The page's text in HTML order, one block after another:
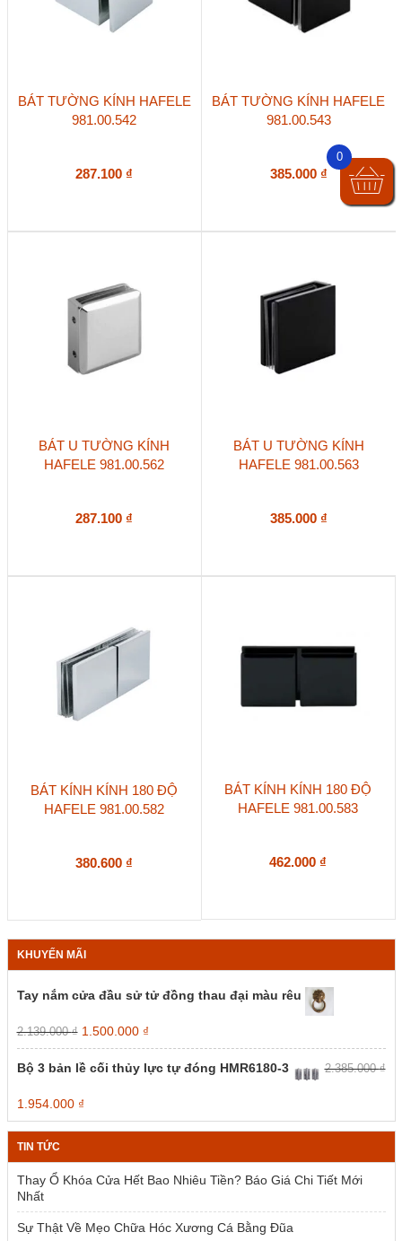
BÁT TƯỜNG KÍNH HAFELE
981.00.542
287.100 ₫
BÁT TƯỜNG KÍNH HAFELE
981.00.543
385.000 ₫
BÁT U TƯỜNG KÍNH
HAFELE 981.00.562
287.100 ₫
BÁT U TƯỜNG KÍNH
HAFELE 981.00.563
385.000 ₫
BÁT KÍNH KÍNH 180 ĐỘ
HAFELE 981.00.582
380.600 ₫
BÁT KÍNH KÍNH 180 ĐỘ
HAFELE 981.00.583
462.000 ₫
KHUYẾN MÃI
Tay nắm cửa đầu sử tử đồng thau đại màu rêu
2.139.000₫ Giá
gốc
là:
2.139.000 ₫.
1.500.000 ₫Giá
hiện
là:
Bộ 3 bản lề cối thủy lực tự đóng HMR6180-3 2.385.000₫
Giá
gốc
là:
2.385.000 ₫.
1.954.000 ₫Giá
hiện
tại
1.954.000 ₫.
TIN TỨC
Thay Ổ Khóa Cửa Hết Bao Nhiêu Tiền? Báo Giá Chi Tiết Mới
Nhất
Sự Thật Về Mẹo Chữa Hóc Xương Cá Bằng Đũa
0